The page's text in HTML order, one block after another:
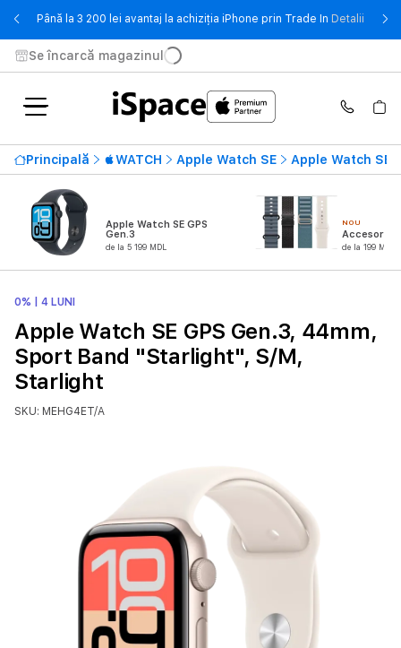
Până la 3 200 lei avantaj la achiziția iPhone prin Trade In Detalii -
Se încarcă magazinul
Principală WATCH Apple Watch SE Apple Watch SE
Apple Watch SE GPS
Gen.3
de la 5 199 MDL
NOU
Accesorii
de la 199 MDL
0% | 4 LUNI
Apple Watch SE GPS Gen.3, 44mm,
Sport Band "Starlight", S/M,
Starlight
SKU: MEHG4ET/A